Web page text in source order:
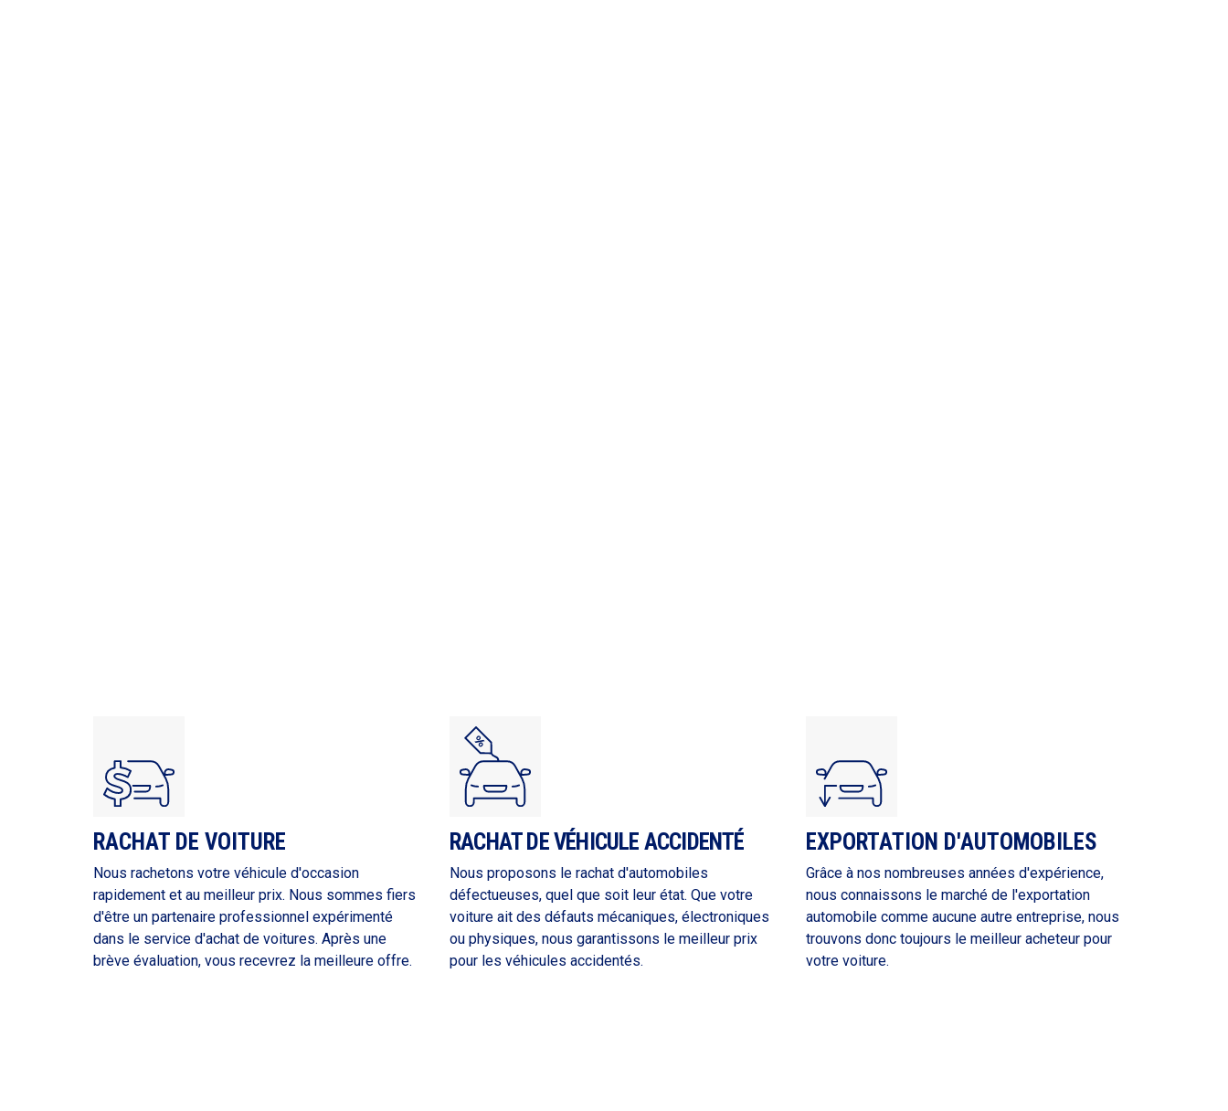
RACHAT DE VOITURE
Nous rachetons votre véhicule d'occasion
rapidement et au meilleur prix. Nous sommes fiers
d'être un partenaire professionnel expérimenté
dans le service d'achat de voitures. Après une
brève évaluation, vous recevrez la meilleure offre.
RACHAT DE VÉHICULE ACCIDENTÉ
Nous proposons le rachat d'automobiles
défectueuses, quel que soit leur état. Que votre
voiture ait des défauts mécaniques, électroniques
ou physiques, nous garantissons le meilleur prix
pour les véhicules accidentés.
EXPORTATION D'AUTOMOBILES
Grâce à nos nombreuses années d'expérience,
nous connaissons le marché de l'exportation
automobile comme aucune autre entreprise, nous
trouvons donc toujours le meilleur acheteur pour
votre voiture.